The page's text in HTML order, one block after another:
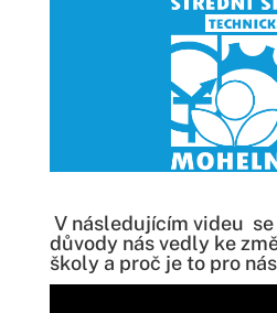
V následujícím videu
důvody nás vedly ke
školy a proč je to pro